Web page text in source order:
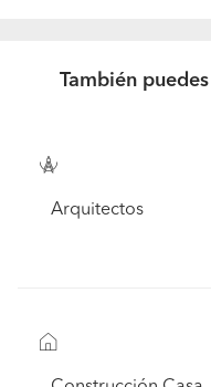
También
Arquitectos